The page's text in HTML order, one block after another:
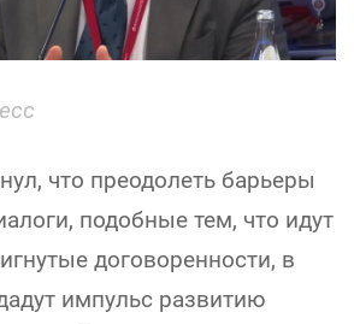
что преодолеть барьеры
подобные тем, что идут
договоренности, в
импульс развитию